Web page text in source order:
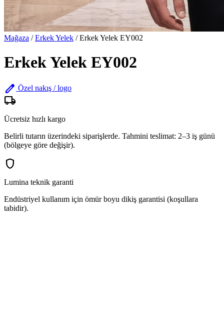
Mağaza / Erkek Yelek / Erkek Yelek EY002
Erkek Yelek EY002
edit Özel nakış / logo
local_shipping
Ücretsiz hızlı kargo
Belirli tutarın üzerindeki siparişlerde. Tahmini teslimat: 2–3 iş günü
(bölgeye göre değişir).
shield
Lumina teknik garanti
Endüstriyel kullanım için ömür boyu dikiş garantisi (koşullara
tabidir).